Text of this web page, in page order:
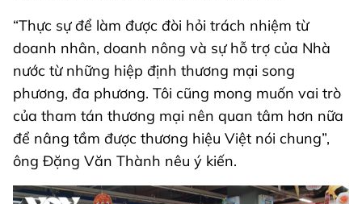
“Thực sự để làm được đòi hỏi trách nhiệm từ
doanh nhân, doanh nông và sự hỗ trợ của Nhà
nước từ những hiệp định thương mại song
phương, đa phương. Tôi cũng mong muốn vai trò
của tham tán thương mại nên quan tâm hơn nữa
để nâng tầm được thương hiệu Việt nói chung”,
ông Đặng Văn Thành nêu ý kiến.